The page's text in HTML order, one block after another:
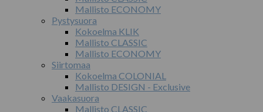
Mallisto ECONOMY
Pystysuora
Kokoelma KLIK
Mallisto CLASSIC
Mallisto ECONOMY
Siirtomaa
Kokoelma COLONIAL
Mallisto DESIGN - Exclusive
Vaakasuora
Mallisto CLASSIC